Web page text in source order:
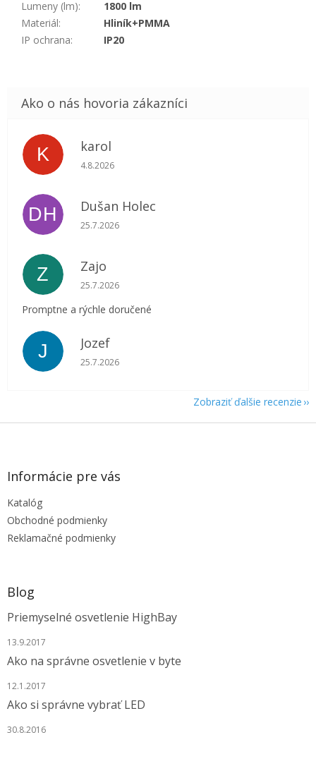
Lumeny (lm):
1800 lm
Materiál:
Hliník+PMMA
IP ochrana: IP20
K karol
Hodnotenie obchodu je 5 z 5 hviezdičiek.
4.8.2026
DH Dušan Holec
Hodnotenie obchodu je 5 z 5 hviezdičiek.
25.7.2026
Z Zajo
Hodnotenie obchodu je 5 z 5 hviezdičiek.
25.7.2026
Promptne a rýchle doručené
J Jozef
Hodnotenie obchodu je 5 z 5 hviezdičiek.
25.7.2026
Zobraziť ďalšie recenzie
Z
Informácie pre vás
Katalóg
Obchodné podmienky
Reklamačné podmienky
Blog
Priemyselné osvetlenie HighBay
13.9.2017
Ako na správne osvetlenie v byte
12.1.2017
Ako si správne vybrať LED
30.8.2016